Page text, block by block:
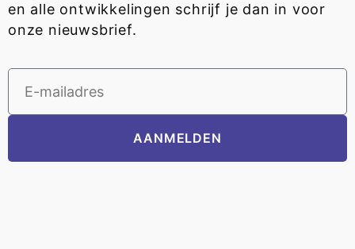
en alle ontwikkelingen schrijf je dan in voor
onze nieuwsbrief.
AANMELDEN